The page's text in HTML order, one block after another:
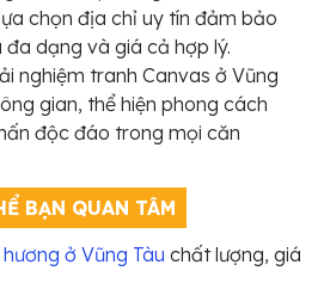
chọn địa chỉ uy tín đảm bảo
dạng và giá cả hợp lý.
nghiệm tranh Canvas ở Vũng
gian, thể hiện phong cách
độc đáo trong mọi căn
BẠN QUAN TÂM
ở Vũng Tàu chất lượng, giá